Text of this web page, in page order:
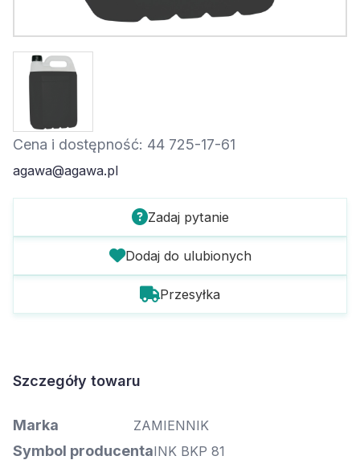
Cena i dostępność: 44 725-17-61
agawa@agawa.pl
Zadaj pytanie
Dodaj do ulubionych
Przesyłka
Szczegóły towaru
Marka ZAMIENNIK
Symbol producentaINK BKP 81